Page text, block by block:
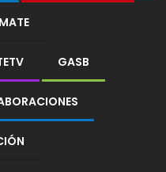
GASB